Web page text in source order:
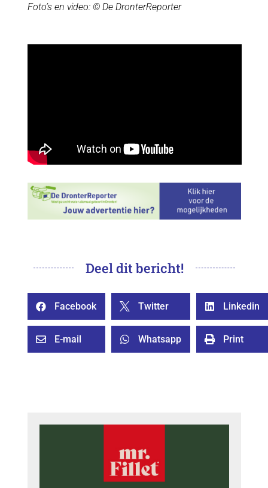
Foto’s en video: © De DronterReporter
Deel dit bericht!
 Facebook  Twitter  Linkedin
 E-mail  Whatsapp  Print